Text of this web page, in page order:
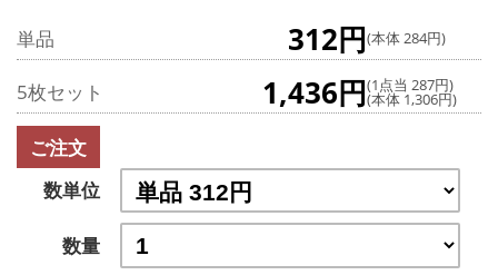
単品 312円(本体 284円)
5枚セット 1,436円(1点当 287円)
(本体 1,306円)
ご注文
数単位
数量